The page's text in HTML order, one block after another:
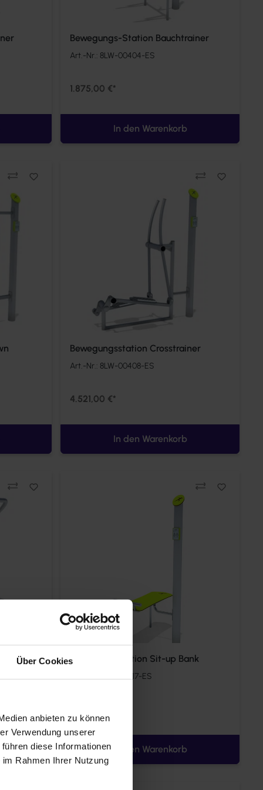
Über Cookies
anbieten zu können
Verwendung unserer
diese Informationen
Rahmen Ihrer Nutzung
Bewegungs-Station Bauchtrainer
Art.-Nr.: 8LW-00404-ES
1.875,00 €*
In den Warenkorb
Bewegungsstation Crosstrainer
Art.-Nr.: 8LW-00408-ES
4.521,00 €*
In den Warenkorb
Bewegungsstation Sit-up Bank
8LW-00417-ES
In den Warenkorb